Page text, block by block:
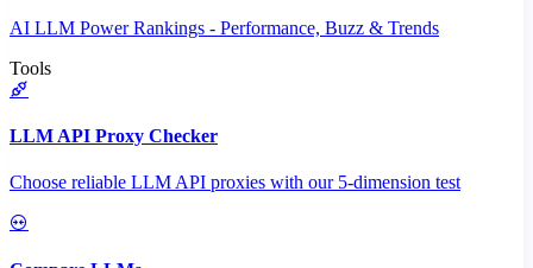
AI LLM Power Rankings - Performance, Buzz & Trends
Tools
LLM API Proxy Checker
Choose reliable LLM API proxies with our 5-dimension test